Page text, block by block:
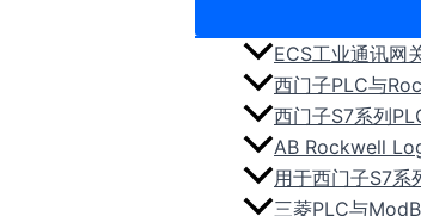
ECS工业通讯网
西门子PLC与
西门子S7系列
AB Rockwell
用于西门子S7系
三菱PLC与